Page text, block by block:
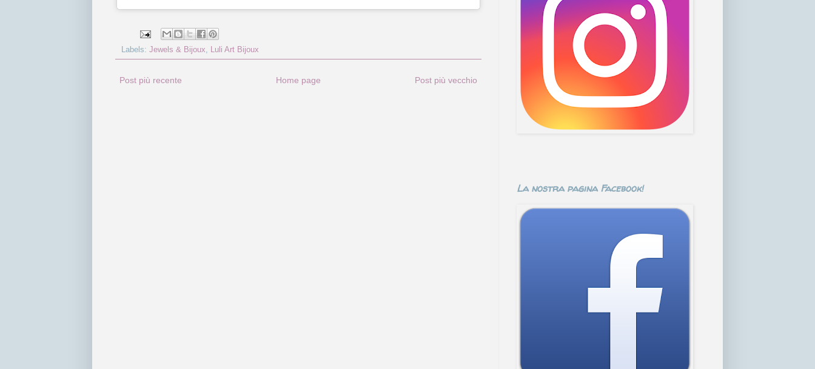
Labels: Jewels & Bijoux, Luli Art Bijoux
Post più recente Post più vecchio
Home page
La nostra pagina Facebook!